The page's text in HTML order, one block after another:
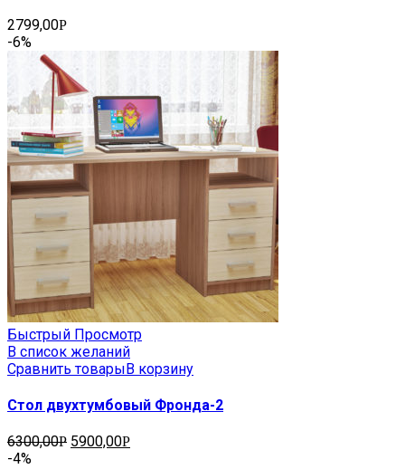
2799,00Р
-6%
Быстрый Просмотр
В список желаний
Сравнить товарыВ корзину
Стол двухтумбовый Фронда-2
6300,00Р 5900,00Р
-4%